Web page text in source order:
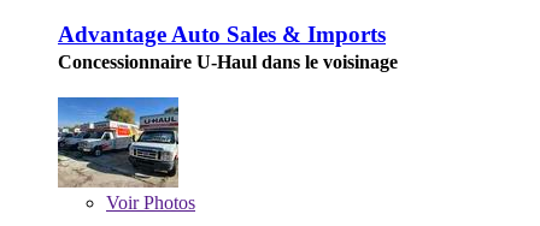
Advantage Auto Sales & Imports
Concessionnaire U-Haul dans le voisinage
VoirPhotos